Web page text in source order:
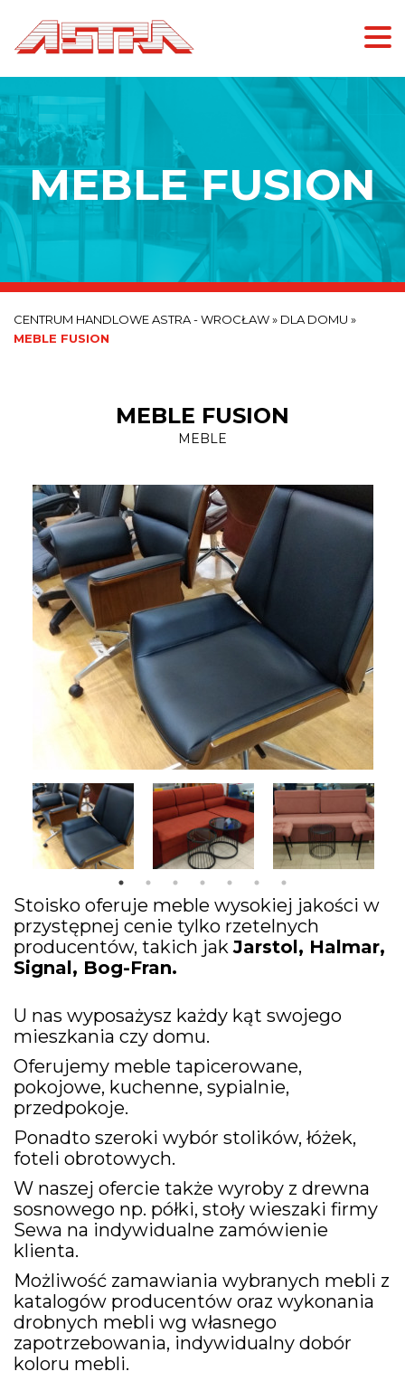
MEBLE FUSION
CENTRUM HANDLOWE ASTRA - WROCŁAW» DLA DOMU »
MEBLE FUSION
MEBLE FUSION
MEBLE
Stoisko oferuje meble wysokiej jakości w
przystępnej cenie tylko rzetelnych
producentów, takich jakJarstol, Halmar,
Signal, Bog-Fran.
U nas wyposażysz każdy kąt swojego
mieszkania czy domu.
Oferujemy meble tapicerowane,
pokojowe, kuchenne, sypialnie,
przedpokoje.
Ponadto szeroki wybór stolików, łóżek,
foteli obrotowych.
W naszej ofercie także wyroby z drewna
sosnowego np. półki, stoły wieszaki firmy
Sewa na indywidualne zamówienie
klienta.
Możliwość zamawiania wybranych mebli z
katalogów producentów oraz wykonania
drobnych mebli wg własnego
zapotrzebowania, indywidualny dobór
koloru mebli.